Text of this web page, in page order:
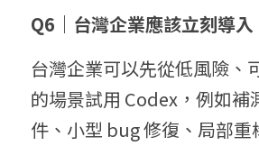
Q6｜台灣企業應該立刻導
台灣企業可以先從低風險、
的場景試用 Codex，例如補
件、小型 bug 修復、局部重